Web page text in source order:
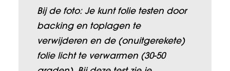
Bij de foto: Je kunt folie testen door
backing en toplagen te
verwijderen en de (onuitgerekete)
folie licht te verwarmen (30-50